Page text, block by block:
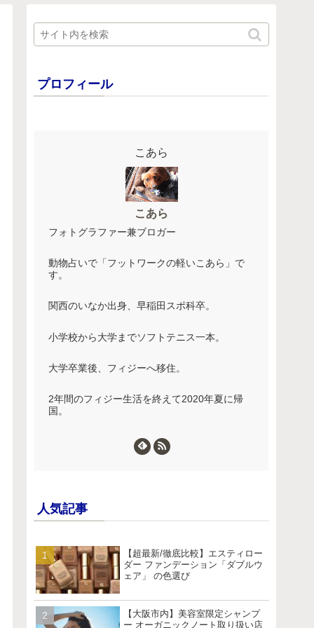
プロフィール
こあら
こあら
フォトグラファー兼ブロガー
動物占いで「フットワークの軽いこあら」で
す。
関西のいなか出身、早稲田スポ科卒。
小学校から大学までソフトテニス一本。
大学卒業後、フィジーへ移住。
2年間のフィジー生活を終えて2020年夏に帰
国。
人気記事
【超最新/徹底比較】エスティロー
ダー ファンデーション「ダブルウ
ェア」 の色選び
【大阪市内】美容室限定シャンプ
ー オーガニックノート取り扱い店